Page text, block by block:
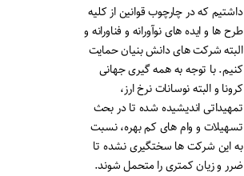
داشتیم که در چارچوب قوانین از کلیه
طرح ها و ایده های نوآورانه و فناورانه و
البته شرکت های دانش بنیان حمایت
کنیم. با توجه به همه گیری جهانی
کرونا و البته نوسانات نرخ ارز،
تمهیداتی اندیشیده شده تا در بحث
تسهیلات و وام های کم بهره، نسبت
به این شرکت ها سختگیری نشده تا
ضرر و زیان کمتری را متحمل شوند.